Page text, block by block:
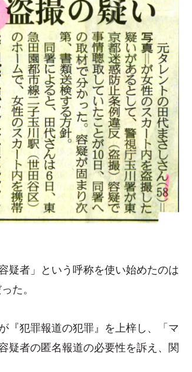
疑者」という呼称を使い始めたのは
た。
『犯罪報道の犯罪』を上梓し、「マ
疑者の匿名報道の必要性を訴え、関